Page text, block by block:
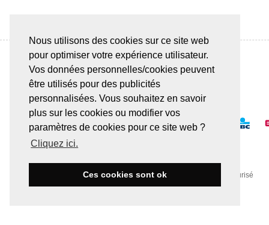
Nous utilisons des cookies sur ce site web
pour optimiser votre expérience utilisateur.
Vos données personnelles/cookies peuvent
être utilisés pour des publicités
personnalisées. Vous souhaitez en savoir
plus sur les cookies ou modifier vos
paramètres de cookies pour ce site web ?
Cliquez ici.
Ces cookies sont ok
PAIEMENT SÛR & FACILE
Toute transaction est effectuée via un serveur SSL sécurisé